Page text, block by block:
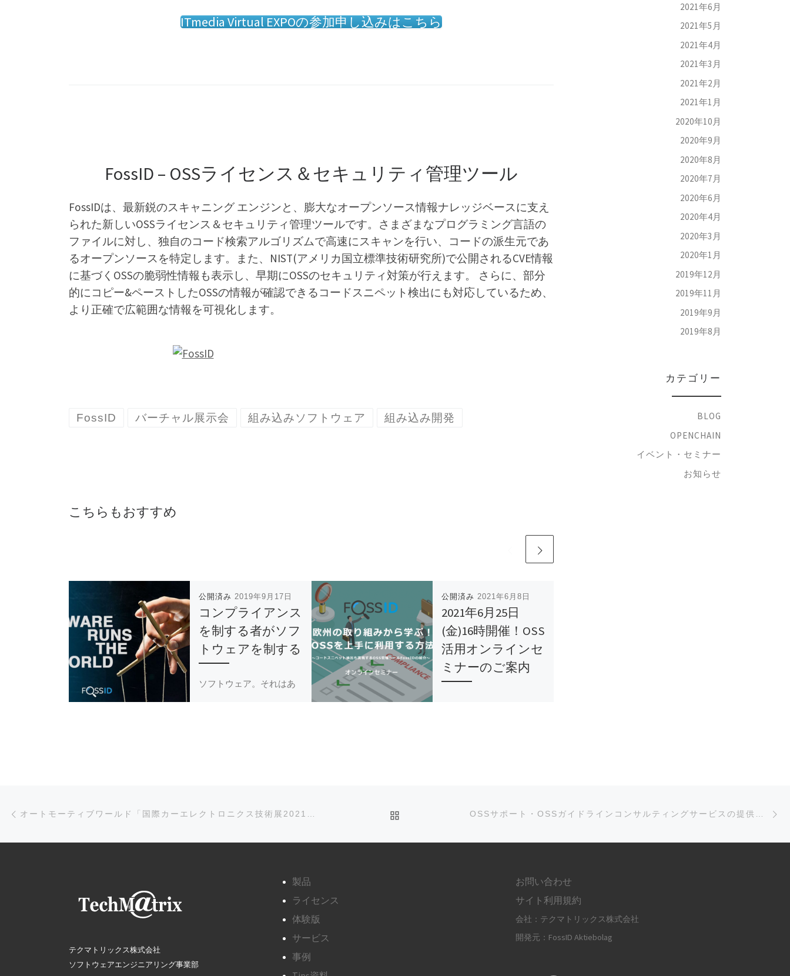
ITmedia Virtual EXPOの参加申し込みはこちら
FossID – OSSライセンス＆セキュリティ管理ツール
FossIDは、最新鋭のスキャニング エンジンと、膨大なオープンソース情報ナレッジベースに支え
られた新しいOSSライセンス＆セキュリティ管理ツールです。さまざまなプログラミング言語の
ファイルに対し、独自のコード検索アルゴリズムで高速にスキャンを行い、コードの派生元であ
るオープンソースを特定します。また、NIST(アメリカ国立標準技術研究所)で公開されるCVE情報
に基づくOSSの脆弱性情報も表示し、早期にOSSのセキュリティ対策が行えます。 さらに、部分
的にコピー&ペーストしたOSSの情報が確認できるコードスニペット検出にも対応しているため、
より正確で広範囲な情報を可視化します。
FossID バーチャル展示会 組み込みソフトウェア 組み込み開発
こちらもおすすめ
公開済み 2019年9月17日
コンプライアンス
を制する者がソフ
トウェアを制する
ソフトウェア。それはあ
公開済み 2021年6月8日
2021年6月25日
(金)16時開催！OSS
活用オンラインセ
ミナーのご案内
2021年6月
2021年5月
2021年4月
2021年3月
2021年2月
2021年1月
2020年10月
2020年9月
2020年8月
2020年7月
2020年6月
2020年4月
2020年3月
2020年1月
2019年12月
2019年11月
2019年9月
2019年8月
カテゴリー
BLOG
OPENCHAIN
イベント・セミナー
お知らせ
投稿ナビゲーション オートモーティブワールド「国際カーエレクトロニクス技術展2021」にバーチャル出展します 投稿リストに戻る OSSサポート・OSSガイドラインコンサルティングサービスの提供を開始しました。
テクマトリックス株式会社
ソフトウェアエンジニアリング事業部
製品
ライセンス
体験版
サービス
事例
お問い合わせ
サイト利用規約
会社：テクマトリックス株式会社
開発元：FossID Aktiebolag